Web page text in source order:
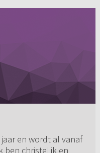
en wordt al vanaf
ben christelijk en